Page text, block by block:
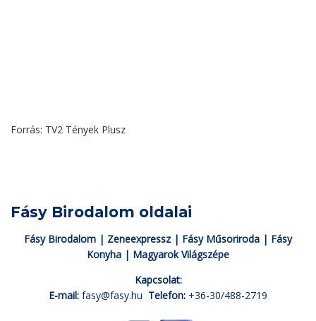
Forrás: TV2 Tények Plusz
Fásy Birodalom oldalai
Fásy Birodalom | Zeneexpressz | Fásy Műsoriroda | Fásy
Konyha | Magyarok Világszépe
Kapcsolat:
E-mail: fasy@fasy.hu Telefon: +36-30/488-2719